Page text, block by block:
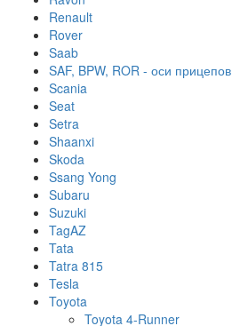
Renault
Rover
Saab
SAF, BPW, ROR - оси прицепов
Scania
Seat
Setra
Shaanxi
Skoda
Ssang Yong
Subaru
Suzuki
TagAZ
Tata
Tatra 815
Tesla
Toyota
Toyota 4-Runner